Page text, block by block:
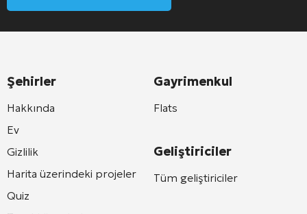
Şehirler
Hakkında
Ev
Gizlilik
Harita üzerindeki projeler
Quiz
Gayrimenkul
Flats
Geliştiriciler
Tüm geliştiriciler